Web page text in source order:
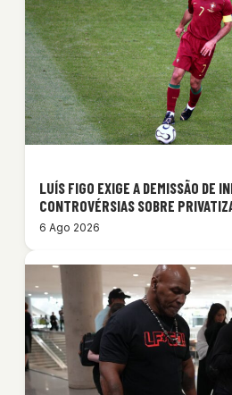
LUÍS FIGO EXIGE A DEMISSÃO DE
CONTROVÉRSIAS SOBRE
6 Ago 2026